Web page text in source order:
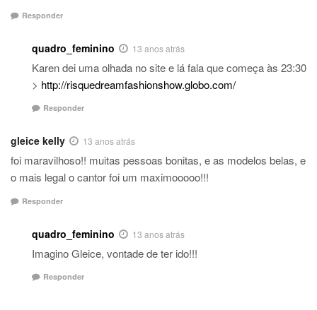
Responder
quadro_feminino 13 anos atrás
Karen dei uma olhada no site e lá fala que começa às 23:30
> http://risquedreamfashionshow.globo.com/
Responder
gleice kelly 13 anos atrás
foi maravilhoso!! muitas pessoas bonitas, e as modelos belas, e
o mais legal o cantor foi um maximooooo!!!
Responder
quadro_feminino 13 anos atrás
Imagino Gleice, vontade de ter ido!!!
Responder